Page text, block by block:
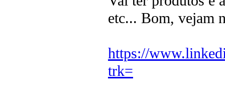
etc... Bom, vejam
https://
trk=